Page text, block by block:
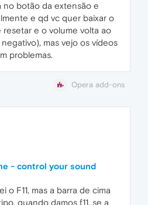
no botão da extensão e
e qd vc quer baixar o
resetar e o volume volta ao
mas vejo os vídeos
problemas.
Opera add-ons
- control your sound
o F11, mas a barra de cima
quando damos f11, se a